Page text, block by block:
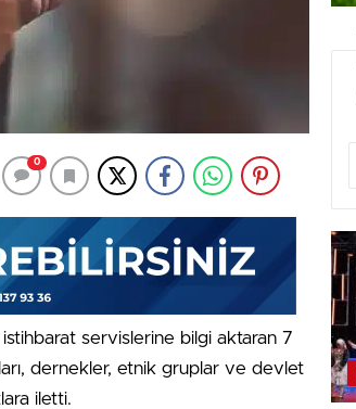
0
istihbarat servislerine bilgi aktaran 7
dernekler, etnik gruplar ve devlet
iletti.